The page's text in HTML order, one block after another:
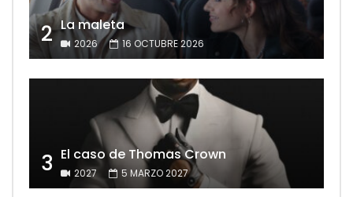
2 La maleta
2026 16 OCTUBRE 2026
3 El caso de Thomas Crown
2027 5 MARZO 2027